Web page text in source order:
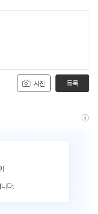
사진 등록
다.